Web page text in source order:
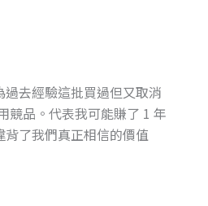
去經驗這批買過但又取消
競品。代表我可能賺了 1 年
了我們真正相信的價值